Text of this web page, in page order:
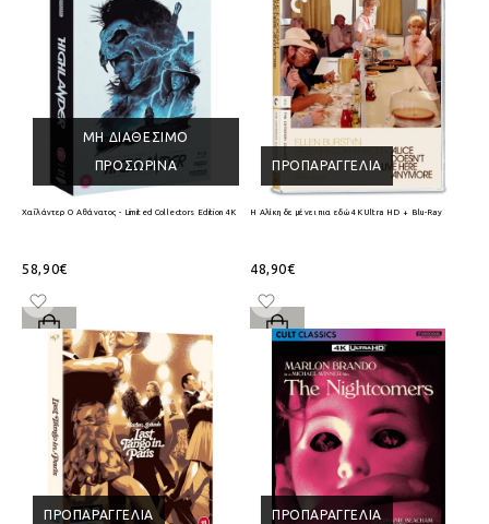
ΜΗ ΔΙΑΘΈΣΙΜΟ
ΠΡΟΣΩΡΙΝΆ
Χαϊλάντερ Ο Αθάνατος - Limited Collectors Edition 4K Ultra HD + Blu-Ray
58,90€
ΠΡΟΠΑΡΑΓΓΕΛΊΑ
Η Αλίκη δε μένει πια εδώ 4K Ultra HD + Blu-Ray
48,90€
ΠΡΟΠΑΡΑΓΓΕΛΊΑ ΠΡΟΠΑΡΑΓΓΕΛΊΑ